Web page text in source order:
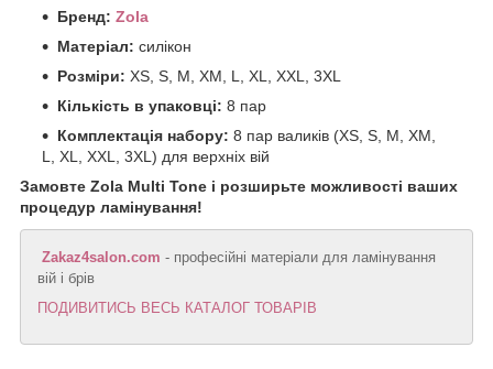
Бренд: Zola
Матеріал: силікон
Розміри: XS, S, M, XM, L, XL, XXL, 3XL
Кількість в упаковці: 8 пар
Комплектація набору: 8 пар валиків (XS, S, M, XM,
L, XL, XXL, 3XL) для верхніх вій
Замовте Zola Multi Tone і розширьте можливості ваших
процедур ламінування!
Zakaz4salon.com - професійні матеріали для ламінування
вій і брів
ПОДИВИТИСЬ ВЕСЬ КАТАЛОГ ТОВАРІВ